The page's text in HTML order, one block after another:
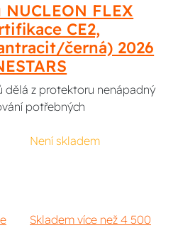
FLEX
CE2,
černá) 2026
z protektoru nenápadný
potřebných
Není skladem
Skladem více než 4 500